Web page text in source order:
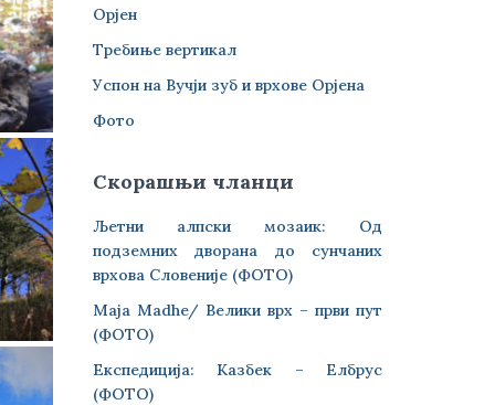
Орјен
Требиње вертикал
Успон на Вучји зуб и врхове Орјена
Фото
Скорашњи чланци
Љетни алпски мозаик: Од
подземних дворана до сунчаних
врхова Словеније (ФОТО)
Maja Madhe/ Велики врх – први пут
(ФОТО)
Експедиција: Казбек – Елбрус
(ФОТО)